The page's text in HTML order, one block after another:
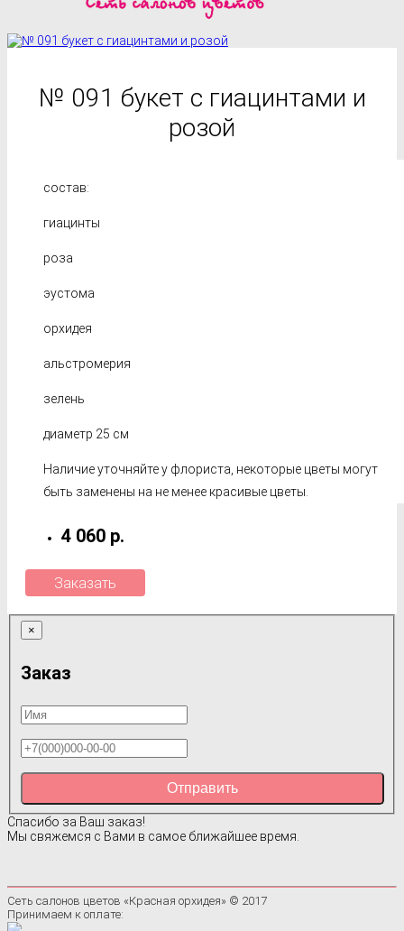
№ 091 букет с гиацинтами и
розой
состав:
гиацинты
роза
эустома
орхидея
альстромерия
зелень
диаметр 25 см
Наличие уточняйте у флориста, некоторые цветы могут
быть заменены на не менее красивые цветы.
4 060 р.
Заказать
×
Заказ
Отправить
Спасибо за Ваш заказ!
Мы свяжемся с Вами в самое ближайшее время.
Сеть салонов цветов «Красная орхидея» © 2017
Принимаем к оплате: